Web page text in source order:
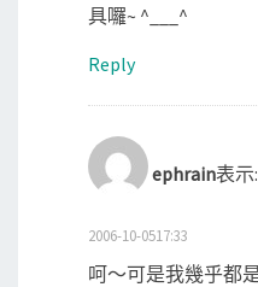
具囉~ ^___^
Reply
ephrain表示:
2006-10-0517:33
呵～可是我幾乎都